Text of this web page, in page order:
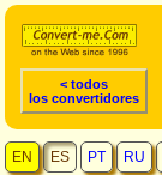
< todos
los convertidores
EN ES PT RU